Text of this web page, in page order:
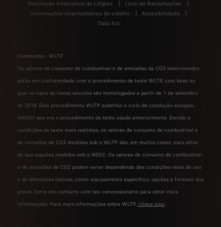
Resolução Alternativa de Litígios
Livro de Reclamações
Informações intermediários de crédito
Acessibilidade
Data Act
Combustão - WLTP
Os valores de consumo de combustível e de emissões de CO2 mencionados
estão em conformidade com o procedimento de teste WLTP, com base no
qual os tipos de novos veículos são homologados a partir de 1 de setembro
de 2018. Este procedimento WLTP substitui o ciclo de condução europeu
(NEDC) que era o procedimento de teste usado anteriormente. Devido a
condições de teste mais realistas, os valores de consumo de combustível e
de emissões de CO2 medidos sob o WLTP são, em muitos casos, mais altos
do que aqueles medidos sob o NEDC. Os valores de consumo de combustível
e de emissões de CO2 podem variar dependendo das condições reais de uso
e de diferentes fatores, como: equipamento específico, opções e formato dos
pneus. Entre em contacto com seu concessionário para obter mais
informações. Para mais informações sobre WLTP, clique aqui.